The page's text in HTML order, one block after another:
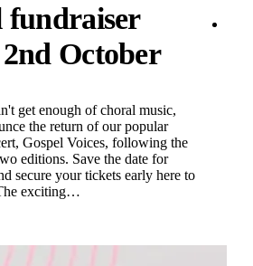
fundraiser
October
get enough of choral music,
the return of our popular
Gospel Voices, following the
editions. Save the date for
secure your tickets early here to
exciting…